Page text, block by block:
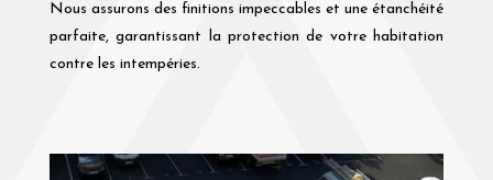
Nous assurons des finitions impeccables et une étanchéité
parfaite, garantissant la protection de votre habitation
contre les intempéries.